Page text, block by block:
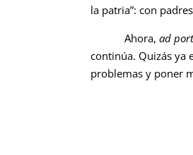
la patria”: con
Ahora,ad
continúa. Quizás ya
problemas y poner